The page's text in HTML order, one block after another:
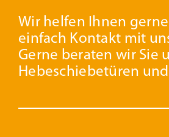
Wir helfen Ihnen
einfach Kontakt mit
Gerne beraten wir Sie
Hebeschiebetüren